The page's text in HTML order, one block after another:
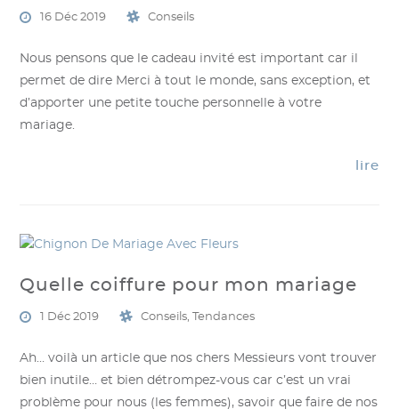
16 Déc 2019 Conseils
Nous pensons que le cadeau invité est important car il
permet de dire Merci à tout le monde, sans exception, et
d’apporter une petite touche personnelle à votre
mariage.
lire
Quelle coiffure pour mon mariage
1 Déc 2019 Conseils,Tendances
Ah… voilà un article que nos chers Messieurs vont trouver
bien inutile… et bien détrompez-vous car c’est un vrai
problème pour nous (les femmes), savoir que faire de nos